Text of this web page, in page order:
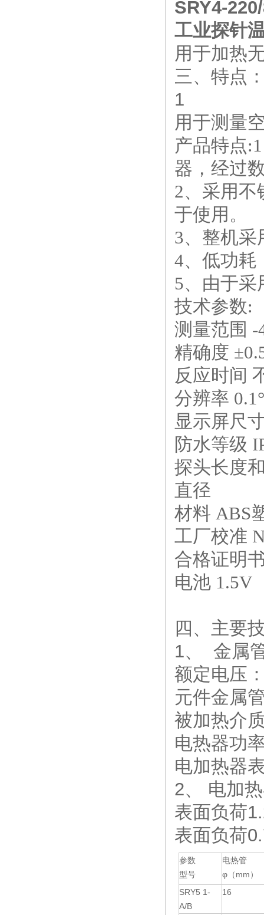
SRY4-
工业探针
用于加热
三、特点
1
用于测量
产品特点
器，经过
2、采用不
于使用。
3、整机采
4、低功耗
5、由于采
技术参数:
测量范围 -
精确度
反应时间
分辨率
显示屏尺
防水等级
探头长度
直径
材料 ABS
工厂校准
合格证明
电池 1.5V
四、主要
1、 金属
额定电
元件金
被加热
电热器
电加热
2、 电加
表面负荷
表面负荷
参数
型号
电热管
φ（mm）
SRY5 1-
A/B
16